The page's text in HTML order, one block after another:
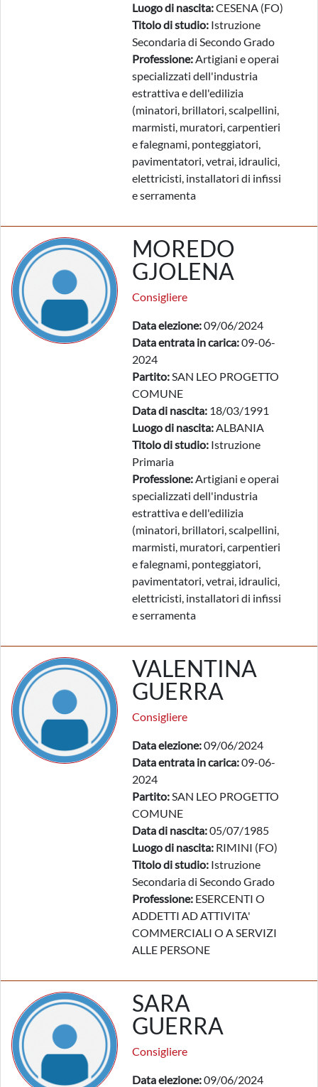
Luogo di nascita:CESENA (FO)
Titolo di studio: Istruzione
Secondaria di Secondo Grado
Professione:Artigiani e operai
specializzati dell'industria
estrattiva e dell'edilizia
(minatori, brillatori, scalpellini,
marmisti, muratori, carpentieri
e falegnami, ponteggiatori,
pavimentatori, vetrai, idraulici,
elettricisti, installatori di infissi
e serramenta
MOREDO
GJOLENA
Consigliere
Data elezione:09/06/2024
Data entrata in carica:09-06-
2024
Partito:SAN LEO PROGETTO
COMUNE
Data di nascita: 18/03/1991
Luogo di nascita:ALBANIA
Titolo di studio: Istruzione
Primaria
Professione:Artigiani e operai
specializzati dell'industria
estrattiva e dell'edilizia
(minatori, brillatori, scalpellini,
marmisti, muratori, carpentieri
e falegnami, ponteggiatori,
pavimentatori, vetrai, idraulici,
elettricisti, installatori di infissi
e serramenta
VALENTINA
GUERRA
Consigliere
Data elezione:09/06/2024
Data entrata in carica:09-06-
2024
Partito:SAN LEO PROGETTO
COMUNE
Data di nascita:05/07/1985
Luogo di nascita: RIMINI (FO)
Titolo di studio: Istruzione
Secondaria di Secondo Grado
Professione: ESERCENTI O
ADDETTI AD ATTIVITA'
COMMERCIALI O A SERVIZI
ALLE PERSONE
SARA
GUERRA
Consigliere
Data elezione:09/06/2024